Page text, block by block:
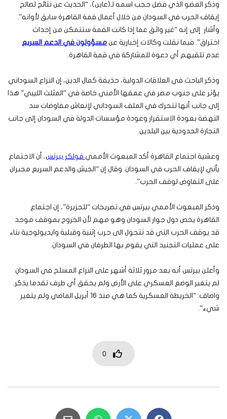
وذكر العضو الذي فضل حجب اسمه لـ(عاين)، “الحديث عن نتائج لصالح
إيقاف الحرب في السودان من خلال أعمال قمة القاهرة سابق لأوانه”.
وأشار إلى إنه “غير واثق عما إذا كانت القمة ستتمكن من إحداث
اختراق”. فيما نقلت وكالات إخبارية عن مسؤولون في الدعم السريع
عدم تلقيهم أي دعوة للمشاركة في قمة القاهرة.
وذكر الباحث في العلاقات الدولية، حذيفة كمال الدين، إن النزاع السوداني
يؤثر على جنوب مصر في عمقها الأمني خاصة في “المثلث الليبي” هذا
إلى جانب أنها تتحرك في الملف السوداني لإنعاش مفاوضات سد
النهضة بعودة الاستقرار وعودة مؤسسات الدولة في السودان إلى جانب
التجارة الحدودية بين البلدين.
وعشية اجتماع القاهرة أكد المبعوث الأممي فولكر بيرتس، أن الاجتماع
يأتي لإيقاف الحرب في السودان. وقال إن “الجيش والدعم السريع مجبران
على التفاوض لوقف الحرب”.
وذكر المبعوث الأممي بيرتس في تصريحات “للجزيرة”، إن اجتماع
القاهرة يخص دول جوار السودان وهو مهم لأن الخروج بموقف موحد
قد يوقف الحرب التي قد تتحول الى حرب إثنية وقبلية وايديولوجية بناء
على عمليات التجنيد التي يقوم بها الطرفان في السودان.
وأعلن بيرتس أنه بعد مرور ثلاثة أشهر على النزاع المسلح في السودان
لم يتغير الوضع العسكري على الأرض ولم يحقق أي طرف تقدما يذكر.
واضاف: “الخريطة العسكرية كما هي منذ 16 أبريل الماضي ولم يتغير
شيء”.
0